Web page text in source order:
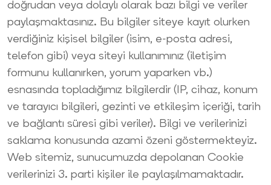
doğrudan veya dolaylı olarak bazı bilgi ve veriler
paylaşmaktasınız. Bu bilgiler siteye kayıt olurken
verdiğiniz kişisel bilgiler (isim, e-posta adresi,
telefon gibi) veya siteyi kullanımınız (iletişim
formunu kullanırken, yorum yaparken vb.)
esnasında topladığımız bilgilerdir (IP, cihaz, konum
ve tarayıcı bilgileri, gezinti ve etkileşim içeriği, tarih
ve bağlantı süresi gibi veriler). Bilgi ve verilerinizi
saklama konusunda azami özeni göstermekteyiz.
Web sitemiz, sunucumuzda depolanan Cookie
verilerinizi 3. parti kişiler ile paylaşılmamaktadır.